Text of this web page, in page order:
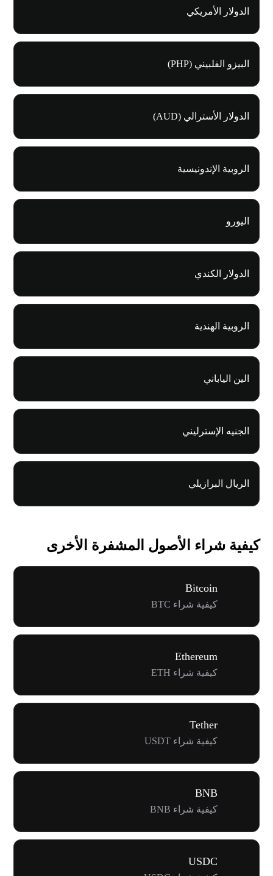
الدولار الأمريكي
البيزو الفلبيني (PHP)
الدولار الأسترالي (AUD)
الروبية الإندونيسية
اليورو
الدولار الكندي
الروبية الهندية
الين الياباني
الجنيه الإسترليني
الريال البرازيلي
كيفية شراء الأصول المشفرة الأخرى
Bitcoin
كيفية شراء BTC
Ethereum
كيفية شراء ETH
Tether
كيفية شراء USDT
BNB
كيفية شراء BNB
USDC